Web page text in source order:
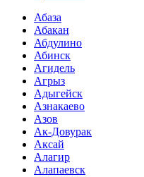
Абаза
Абакан
Абдулино
Абинск
Агидель
Агрыз
Адыгейск
Азнакаево
Азов
Ак-Довурак
Аксай
Алагир
Алапаевск